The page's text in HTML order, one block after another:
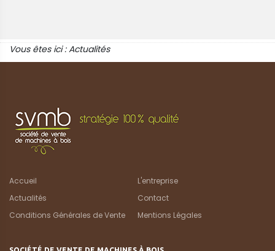
Vous êtes ici :Actualités
Accueil
L'entreprise
Actualités
Contact
Conditions Générales de Vente
Mentions Légales